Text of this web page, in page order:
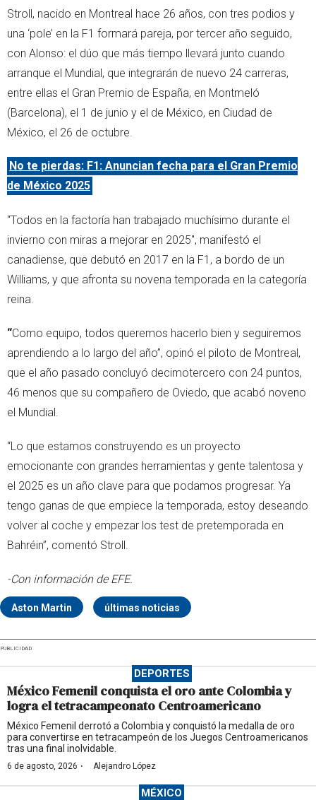
Stroll, nacido en Montreal hace 26 años, con tres podios y
una ‘pole’ en la F1 formará pareja, por tercer año seguido,
con Alonso: el dúo que más tiempo llevará junto cuando
arranque el Mundial, que integrarán de nuevo 24 carreras,
entre ellas el Gran Premio de España, en Montmeló
(Barcelona), el 1 de junio y el de México, en Ciudad de
México, el 26 de octubre.
No te pierdas: F1: Anuncian fecha para el Gran Premio
de México 2025
“Todos en la factoría han trabajado muchísimo durante el
invierno con miras a mejorar en 2025", manifestó el
canadiense, que debutó en 2017 en la F1, a bordo de un
Williams, y que afronta su novena temporada en la categoría
reina.
“Como equipo, todos queremos hacerlo bien y seguiremos
aprendiendo a lo largo del año”, opinó el piloto de Montreal,
que el año pasado concluyó decimotercero con 24 puntos,
46 menos que su compañero de Oviedo, que acabó noveno
el Mundial.
“Lo que estamos construyendo es un proyecto
emocionante con grandes herramientas y gente talentosa y
el 2025 es un año clave para que podamos progresar. Ya
tengo ganas de que empiece la temporada, estoy deseando
volver al coche y empezar los test de pretemporada en
Bahréin”, comentó Stroll.
-Con información de EFE.
Aston Martin últimas noticias
PUBLICIDAD
DEPORTES
México Femenil conquista el oro ante Colombia y
logra el tetracampeonato Centroamericano
México Femenil derrotó a Colombia y conquistó la medalla de oro
para convertirse en tetracampeón de los Juegos Centroamericanos
tras una final inolvidable.
6 de agosto, 2026 · Alejandro López
MÉXICO